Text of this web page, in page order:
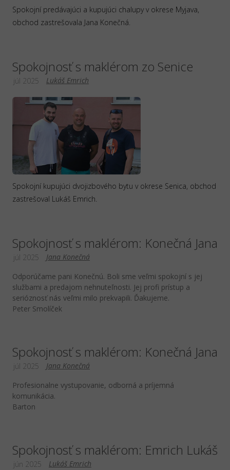
Spokojní predávajúci a kupujúci chalupy v okrese Myjava,
obchod zastrešovala Jana Konečná.
Spokojnosť s maklérom zo Senice
Lukáš Emrich
júl 2025
Spokojní kupujúci dvojizbového bytu v okrese Senica, obchod
zastrešoval Lukáš Emrich.
Spokojnosť s maklérom: Konečná Jana
Jana Konečná
júl 2025
Odporúčame pani Konečnú. Boli sme veľmi spokojní s jej
službami a predajom nehnuteľnosti. Jej profi prístup a
serióznosť nás veľmi milo prekvapili. Ďakujeme.
Peter Smolíček
Spokojnosť s maklérom: Konečná Jana
Jana Konečná
júl 2025
Profesionalne vystupovanie, odborná a príjemná
komunikácia.
Barton
Spokojnosť s maklérom: Emrich Lukáš
Lukáš Emrich
jún 2025